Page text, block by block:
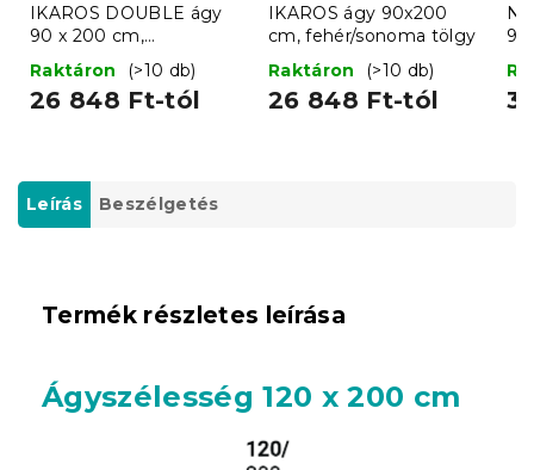
IKAROS DOUBLE ágy
90 x 200 cm,
fehér/sonoma tölgy
Raktáron (>10 db)
26 848 Ft-tól
IKAROS ágy 90x200
cm, fehér/sonoma tölgy
Raktáron
(>10 db)
26 848 Ft-tól
Leírás Beszélgetés
Termék részletes leírása
Ágyszélesség 120 x 200 cm